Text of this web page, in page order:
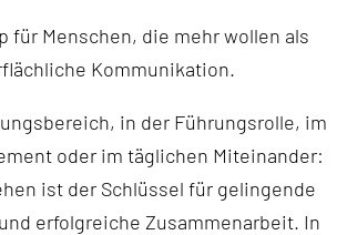
für Menschen, die mehr wollen als
Kommunikation.
in der Führungsrolle, im
oder im täglichen Miteinander:
ist der Schlüssel für gelingende
erfolgreiche Zusammenarbeit. In